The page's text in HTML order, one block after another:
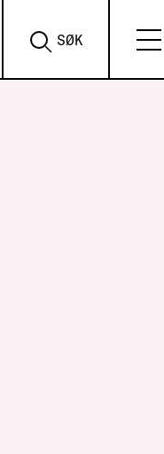
SØK